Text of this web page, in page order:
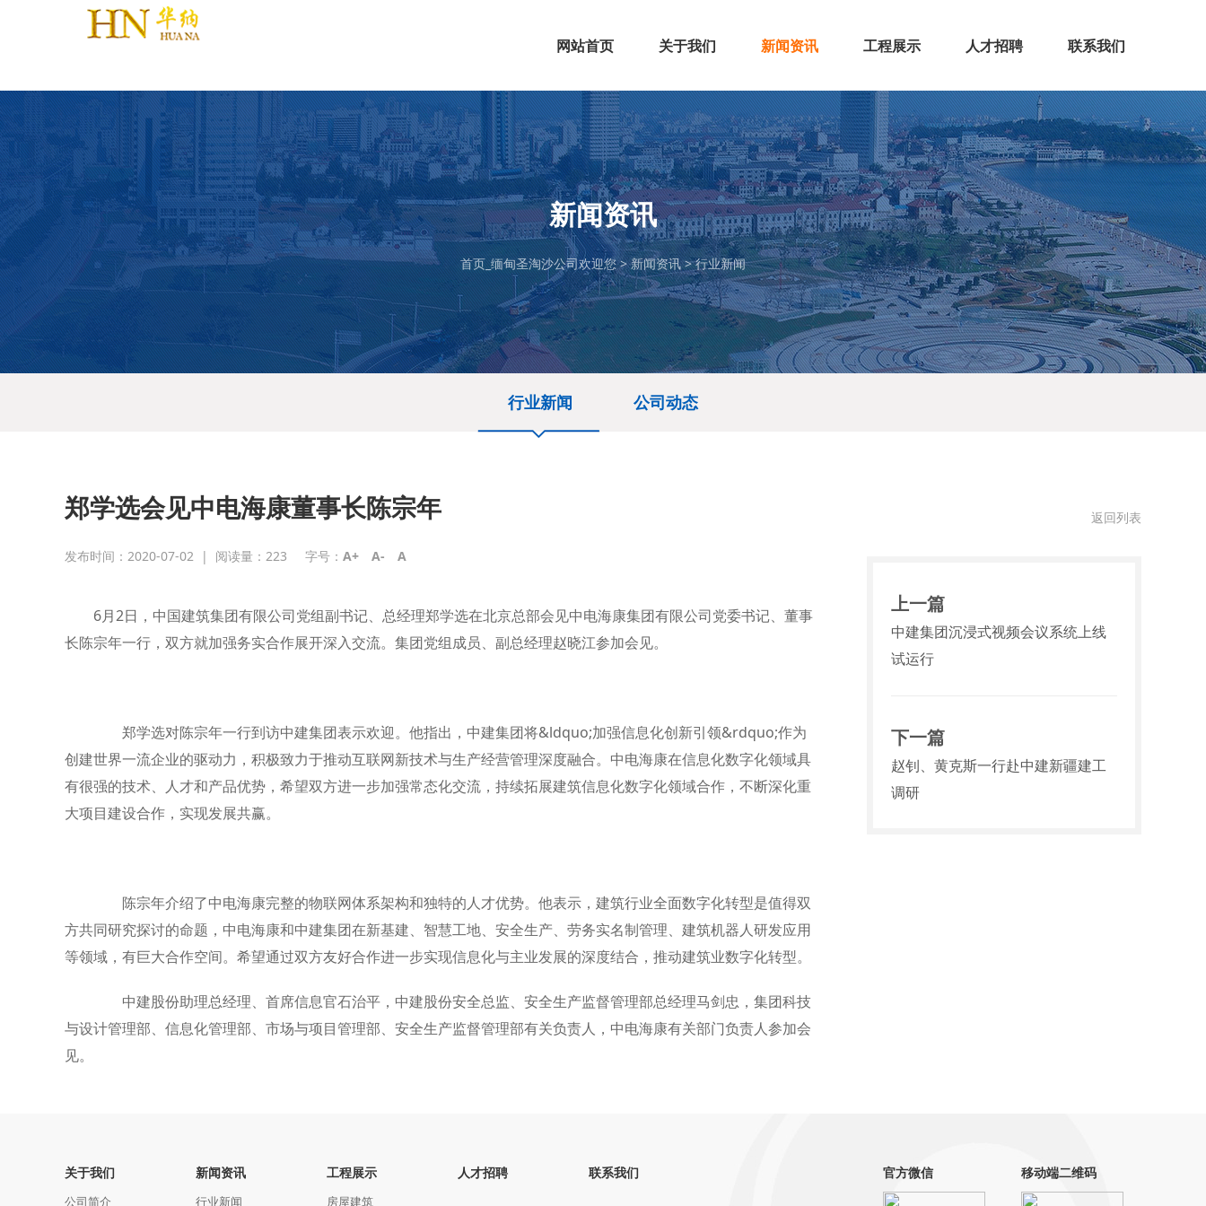
网站首页 关于我们 新闻资讯 工程展示 人才招聘 联系我们
新闻资讯
首页_缅甸圣淘沙公司欢迎您>新闻资讯>行业新闻
行业新闻 公司动态
郑学选会见中电海康董事长陈宗年
发布时间：2020-07-02 | 阅读量： 223 字号： A+ A- A
6月2日，中国建筑集团有限公司党组副书记、总经理郑学选在北京总部会见中电海康集团有限公司党委书记、董事
长陈宗年一行，双方就加强务实合作展开深入交流。集团党组成员、副总经理赵晓江参加会见。
郑学选对陈宗年一行到访中建集团表示欢迎。他指出，中建集团将&ldquo;加强信息化创新引领&rdquo;作为
创建世界一流企业的驱动力，积极致力于推动互联网新技术与生产经营管理深度融合。中电海康在信息化数字化领域具
有很强的技术、人才和产品优势，希望双方进一步加强常态化交流，持续拓展建筑信息化数字化领域合作，不断深化重
大项目建设合作，实现发展共赢。
陈宗年介绍了中电海康完整的物联网体系架构和独特的人才优势。他表示，建筑行业全面数字化转型是值得双
方共同研究探讨的命题，中电海康和中建集团在新基建、智慧工地、安全生产、劳务实名制管理、建筑机器人研发应用
等领域，有巨大合作空间。希望通过双方友好合作进一步实现信息化与主业发展的深度结合，推动建筑业数字化转型。
中建股份助理总经理、首席信息官石治平，中建股份安全总监、安全生产监督管理部总经理马剑忠，集团科技
与设计管理部、信息化管理部、市场与项目管理部、安全生产监督管理部有关负责人，中电海康有关部门负责人参加会
见。
返回列表
上一篇
中建集团沉浸式视频会议系统上线
试运行
下一篇
赵钊、黄克斯一行赴中建新疆建工
调研
关于我们
公司简介
新闻资讯
行业新闻
工程展示
房屋建筑
人才招聘 联系我们 官方微信 移动端二维码